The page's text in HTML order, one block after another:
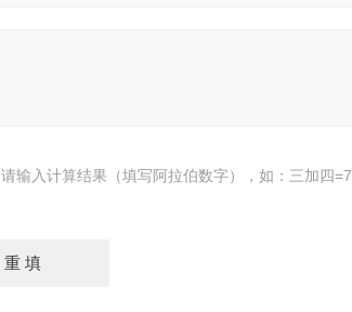
请输入计算结果（填写阿拉伯数字），如：三加四=7